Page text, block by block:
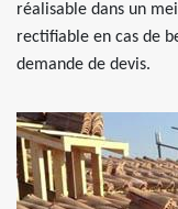
réalisable dans un
rectifiable en cas de
demande de devis.